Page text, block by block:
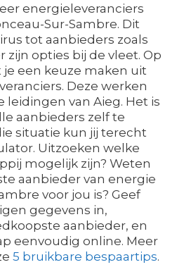
energieleveranciers
Sur-Sambre. Dit
tot aanbieders zoals
zijn opties bij de vleet. Op
een keuze maken uit
Deze werken
van Aieg. Het is
aanbieders zelf te
situatie kun jij terecht
Uitzoeken welke
mogelijk zijn? Weten
aanbieder van energie
voor jou is? Geef
gegevens in,
aanbieder, en
eenvoudig online. Meer
5 bruikbare bespaartips.